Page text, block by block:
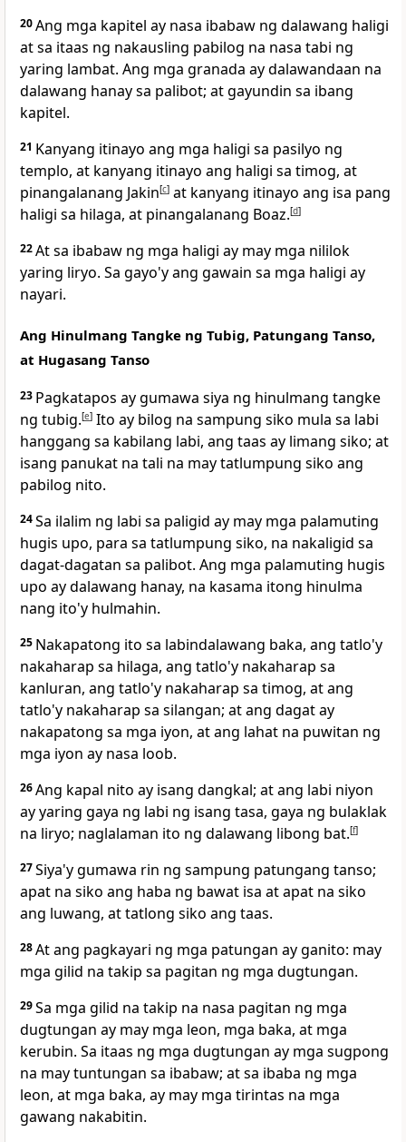
20Ang mga kapitel ay nasa ibabaw ng dalawang haligi
at sa itaas ng nakausling pabilog na nasa tabi ng
yaring lambat. Ang mga granada ay dalawandaan na
dalawang hanay sa palibot; at gayundin sa ibang
kapitel.
21 Kanyang itinayo ang mga haligi sa pasilyo ng
templo, at kanyang itinayo ang haligi sa timog, at
pinangalanang Jakin[c] at kanyang itinayo ang isa pang
haligi sa hilaga, at pinangalanang Boaz.[d]
22At sa ibabaw ng mga haligi ay may mga nililok
yaring liryo. Sa gayo'y ang gawain sa mga haligi ay
nayari.
Ang Hinulmang Tangke ng Tubig, Patungang Tanso,
at Hugasang Tanso
23 Pagkatapos ay gumawa siya ng hinulmang tangke
ng tubig.[e] Ito ay bilog na sampung siko mula sa labi
hanggang sa kabilang labi, ang taas ay limang siko; at
isang panukat na tali na may tatlumpung siko ang
pabilog nito.
24Sa ilalim ng labi sa paligid ay may mga palamuting
hugis upo, para sa tatlumpung siko, na nakaligid sa
dagat-dagatan sa palibot. Ang mga palamuting hugis
upo ay dalawang hanay, na kasama itong hinulma
nang ito'y hulmahin.
25 Nakapatong ito sa labindalawang baka, ang tatlo'y
nakaharap sa hilaga, ang tatlo'y nakaharap sa
kanluran, ang tatlo'y nakaharap sa timog, at ang
tatlo'y nakaharap sa silangan; at ang dagat ay
nakapatong sa mga iyon, at ang lahat na puwitan ng
mga iyon ay nasa loob.
26Ang kapal nito ay isang dangkal; at ang labi niyon
ay yaring gaya ng labi ng isang tasa, gaya ng bulaklak
na liryo; naglalaman ito ng dalawang libong bat.[f]
27Siya'y gumawa rin ng sampung patungang tanso;
apat na siko ang haba ng bawat isa at apat na siko
ang luwang, at tatlong siko ang taas.
28At ang pagkayari ng mga patungan ay ganito: may
mga gilid na takip sa pagitan ng mga dugtungan.
29Sa mga gilid na takip na nasa pagitan ng mga
dugtungan ay may mga leon, mga baka, at mga
kerubin. Sa itaas ng mga dugtungan ay mga sugpong
na may tuntungan sa ibabaw; at sa ibaba ng mga
leon, at mga baka, ay may mga tirintas na mga
gawang nakabitin.